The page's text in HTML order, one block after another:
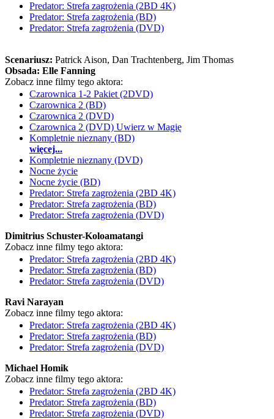
Predator: Strefa zagrożenia (2BD 4K)
Predator: Strefa zagrożenia (BD)
Predator: Strefa zagrożenia (DVD)
Scenariusz: Patrick Aison, Dan Trachtenberg, Jim Thomas
Obsada: Elle Fanning
Zobacz inne filmy tego aktora:
Czarownica 1-2 Pakiet (2DVD)
Czarownica 2 (BD)
Czarownica 2 (DVD)
Czarownica 2 (DVD) Uwierz w Magię
Kompletnie nieznany (BD)
więcej...
Kompletnie nieznany (DVD)
Nocne życie
Nocne życie (BD)
Predator: Strefa zagrożenia (2BD 4K)
Predator: Strefa zagrożenia (BD)
Predator: Strefa zagrożenia (DVD)
Dimitrius Schuster-Koloamatangi
Zobacz inne filmy tego aktora:
Predator: Strefa zagrożenia (2BD 4K)
Predator: Strefa zagrożenia (BD)
Predator: Strefa zagrożenia (DVD)
Ravi Narayan
Zobacz inne filmy tego aktora:
Predator: Strefa zagrożenia (2BD 4K)
Predator: Strefa zagrożenia (BD)
Predator: Strefa zagrożenia (DVD)
Michael Homik
Zobacz inne filmy tego aktora:
Predator: Strefa zagrożenia (2BD 4K)
Predator: Strefa zagrożenia (BD)
Predator: Strefa zagrożenia (DVD)